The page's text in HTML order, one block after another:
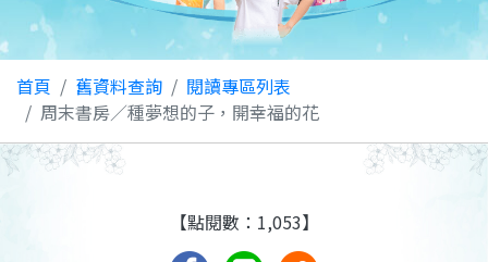
首頁 舊資料查詢
閱讀專區列表
周末書房／種夢想的子，開幸福的花
【點閱數：1,053】